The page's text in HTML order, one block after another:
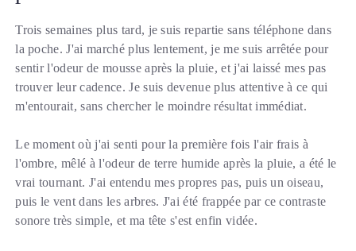
Trois semaines plus tard, je suis repartie sans téléphone dans
la poche. J'ai marché plus lentement, je me suis arrêtée pour
sentir l'odeur de mousse après la pluie, et j'ai laissé mes pas
trouver leur cadence. Je suis devenue plus attentive à ce qui
m'entourait, sans chercher le moindre résultat immédiat.
Le moment où j'ai senti pour la première fois l'air frais à
l'ombre, mêlé à l'odeur de terre humide après la pluie, a été le
vrai tournant. J'ai entendu mes propres pas, puis un oiseau,
puis le vent dans les arbres. J'ai été frappée par ce contraste
sonore très simple, et ma tête s'est enfin vidée.